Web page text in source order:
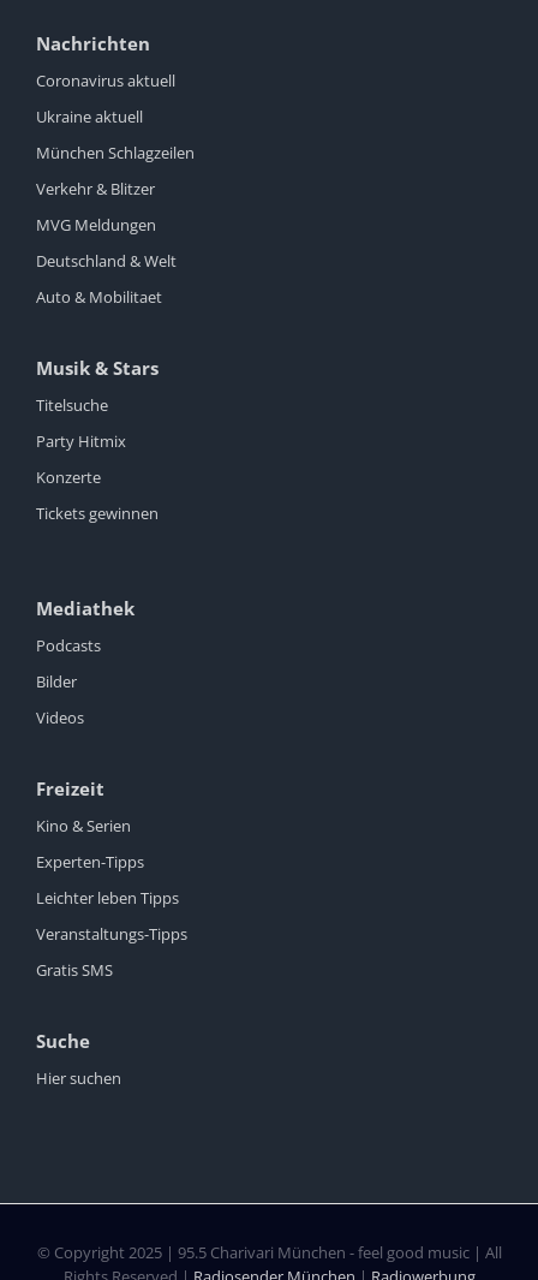
Nachrichten
Coronavirus aktuell
Ukraine aktuell
München Schlagzeilen
Verkehr & Blitzer
MVG Meldungen
Deutschland & Welt
Auto & Mobilitaet
Musik & Stars
Titelsuche
Party Hitmix
Konzerte
Tickets gewinnen
Mediathek
Podcasts
Bilder
Videos
Freizeit
Kino & Serien
Experten-Tipps
Leichter leben Tipps
Veranstaltungs-Tipps
Gratis SMS
Suche
Hier suchen
© Copyright 2025 | 95.5 Charivari München - feel good music | All